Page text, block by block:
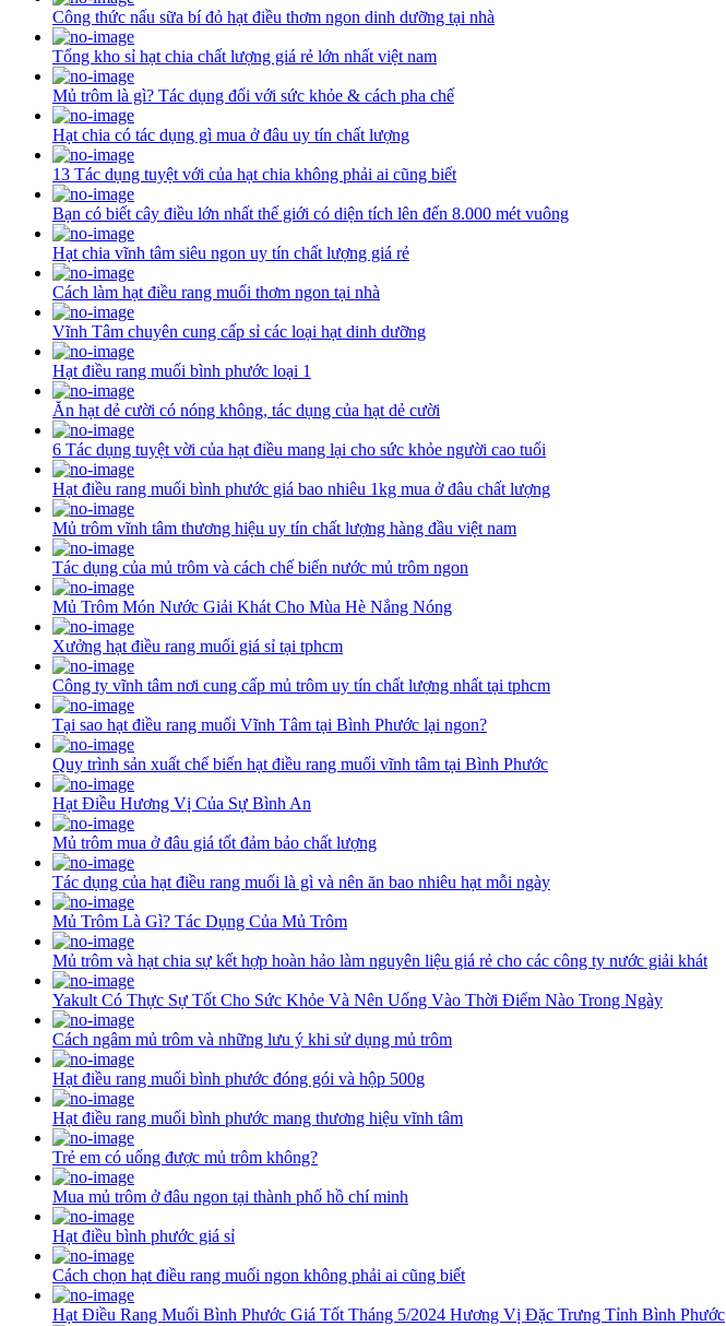
Công thức nấu sữa bí đỏ hạt điều thơm ngon dinh dưỡng tại nhà
Tổng kho sỉ hạt chia chất lượng giá rẻ lớn nhất việt nam
Mủ trôm là gì? Tác dụng đối với sức khỏe & cách pha chế
Hạt chia có tác dụng gì mua ở đâu uy tín chất lượng
13 Tác dụng tuyệt với của hạt chia không phải ai cũng biết
Bạn có biết cây điều lớn nhất thế giới có diện tích lên đến 8.000 mét vuông
Hạt chia vĩnh tâm siêu ngon uy tín chất lượng giá rẻ
Cách làm hạt điều rang muối thơm ngon tại nhà
Vĩnh Tâm chuyên cung cấp sỉ các loại hạt dinh dưỡng
Hạt điều rang muối bình phước loại 1
Ăn hạt dẻ cười có nóng không, tác dụng của hạt dẻ cười
6 Tác dụng tuyệt vời của hạt điều mang lại cho sức khỏe người cao tuổi
Hạt điều rang muối bình phước giá bao nhiêu 1kg mua ở đâu chất lượng
Mủ trôm vĩnh tâm thương hiệu uy tín chất lượng hàng đầu việt nam
Tác dụng của mủ trôm và cách chế biến nước mủ trôm ngon
Mủ Trôm Món Nước Giải Khát Cho Mùa Hè Nắng Nóng
Xưởng hạt điều rang muối giá sỉ tại tphcm
Công ty vĩnh tâm nơi cung cấp mủ trôm uy tín chất lượng nhất tại tphcm
Tại sao hạt điều rang muối Vĩnh Tâm tại Bình Phước lại ngon?
Quy trình sản xuất chế biến hạt điều rang muối vĩnh tâm tại Bình Phước
Hạt Điều Hương Vị Của Sự Bình An
Mủ trôm mua ở đâu giá tốt đảm bảo chất lượng
Tác dụng của hạt điều rang muối là gì và nên ăn bao nhiêu hạt mỗi ngày
Mủ Trôm Là Gì? Tác Dụng Của Mủ Trôm
Mủ trôm và hạt chia sự kết hợp hoàn hảo làm nguyên liệu giá rẻ cho các công ty nước giải khát
Yakult Có Thực Sự Tốt Cho Sức Khỏe Và Nên Uống Vào Thời Điểm Nào Trong Ngày
Cách ngâm mủ trôm và những lưu ý khi sử dụng mủ trôm
Hạt điều rang muối bình phước đóng gói và hộp 500g
Hạt điều rang muối bình phước mang thương hiệu vĩnh tâm
Trẻ em có uống được mủ trôm không?
Mua mủ trôm ở đâu ngon tại thành phố hồ chí minh
Hạt điều bình phước giá sỉ
Cách chọn hạt điều rang muối ngon không phải ai cũng biết
Hạt Điều Rang Muối Bình Phước Giá Tốt Tháng 5/2024 Hương Vị Đặc Trưng Tỉnh Bình Phước